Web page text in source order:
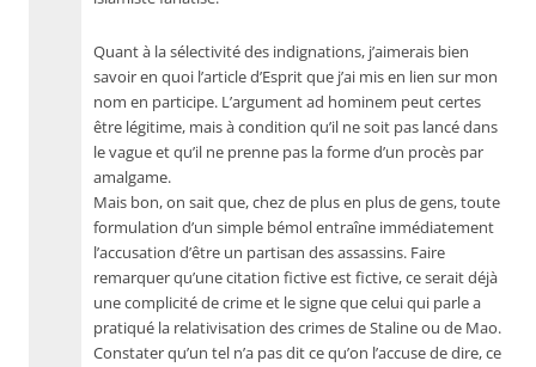
Quant à la sélectivité des indignations, j’aimerais bien
savoir en quoi l’article d’Esprit que j’ai mis en lien sur mon
nom en participe. L’argument ad hominem peut certes
être légitime, mais à condition qu’il ne soit pas lancé dans
le vague et qu’il ne prenne pas la forme d’un procès par
amalgame.
Mais bon, on sait que, chez de plus en plus de gens, toute
formulation d’un simple bémol entraîne immédiatement
l’accusation d’être un partisan des assassins. Faire
remarquer qu’une citation fictive est fictive, ce serait déjà
une complicité de crime et le signe que celui qui parle a
pratiqué la relativisation des crimes de Staline ou de Mao.
Constater qu’un tel n’a pas dit ce qu’on l’accuse de dire, ce